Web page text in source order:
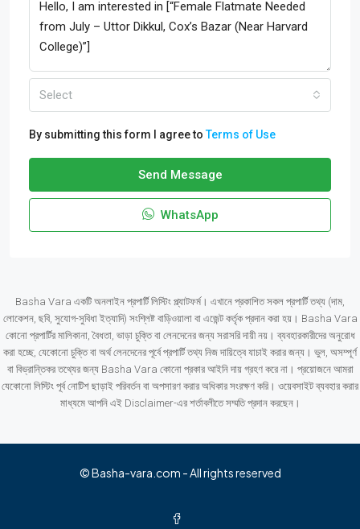
Select
By submitting this form I agree toTerms of Use
Send Message
WhatsApp
Basha Vara একটি অনলাইন প্রপার্টি লিস্টিং প্ল্যাটফর্ম। এখানে প্রকাশিত সকল প্রপার্টি তথ্য (দাম,
লোকেশন, ছবি, সুযোগ-সুবিধা ইত্যাদি) সংশ্লিষ্ট বাড়িওয়ালা বা এজেন্ট কর্তৃক প্রদান করা হয়। Basha Vara
কোনো প্রপার্টির মালিকানা, বৈধতা, ভাড়া চুক্তি বা লেনদেনের জন্য সরাসরি দায়ী নয়। ব্যবহারকারীদের অনুরোধ
করা হচ্ছে, যেকোনো চুক্তি বা অর্থ লেনদেনের পূর্বে প্রপার্টি তথ্য নিজ দায়িত্বে যাচাই করার জন্য। ভুল, অসম্পূর্ণ
বা বিভ্রান্তিকর তথ্যের জন্য Basha Vara কোনো প্রকার আইনি দায় গ্রহণ করে না। প্রয়োজনে আমরা
যেকোনো লিস্টিং পূর্ব নোটিশ ছাড়াই পরিবর্তন বা অপসারণ করার অধিকার সংরক্ষণ করি। ওয়েবসাইট ব্যবহার করার
মাধ্যমে আপনি এই Disclaimer-এর শর্তাবলীতে সম্মতি প্রদান করছেন।
© Basha-vara.com - All rights reserved